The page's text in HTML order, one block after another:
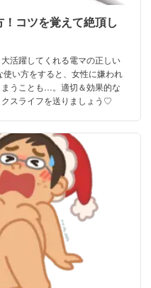
コツを覚えて絶頂し
活躍してくれる電マの正しい
い方をすると、女性に嫌われ
うことも…。適切＆効果的な
スライフを送りましょう♡